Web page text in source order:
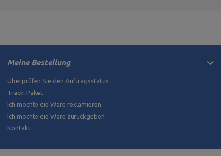
Meine Bestellung
Überprüfen Sie den Auftragsstatus
Track-Paket
Ich möchte die Ware reklamieren
Ich möchte die Ware zurückgeben
Kontakt